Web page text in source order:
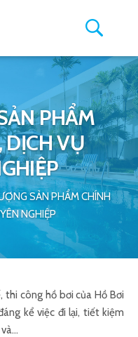
PHẨM
DỊCH VỤ
SẢN PHẨM CHÍNH
NGHIỆP
thi công hồ bơi của Hồ Bơi
kể việc đi lại, tiết kiệm